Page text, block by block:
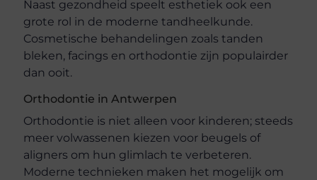
Naast gezondheid speelt esthetiek ook een
grote rol in de moderne tandheelkunde.
Cosmetische behandelingen zoals tanden
bleken, facings en orthodontie zijn populairder
dan ooit.
Orthodontie in Antwerpen
Orthodontie is niet alleen voor kinderen; steeds
meer volwassenen kiezen voor beugels of
aligners om hun glimlach te verbeteren.
Moderne technieken maken het mogelijk om